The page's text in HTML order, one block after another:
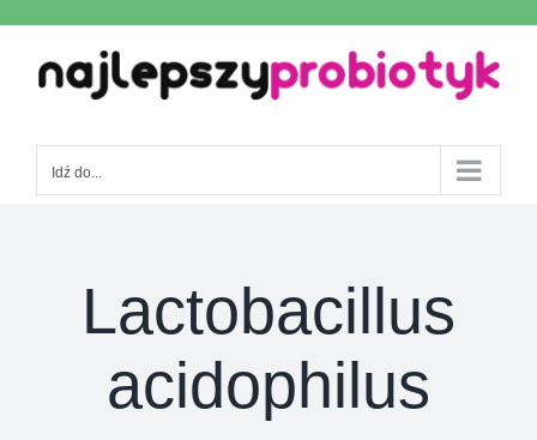
content
Idź do...
Lactobacillus
acidophilus